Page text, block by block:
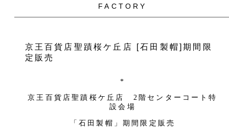
FACTORY
京王百貨店聖蹟桜ケ丘店 [石田製帽]期間限
定販売
*
京王百貨店聖蹟桜ケ丘店
2階センターコート特
設会場
「石田製帽」期間限定販売